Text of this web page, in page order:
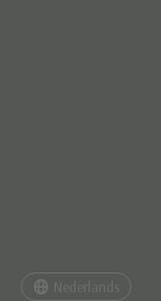
Nederlands